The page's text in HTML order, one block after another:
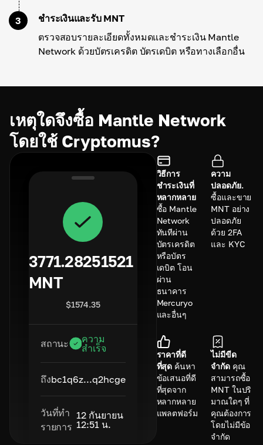
3
ชำระเงินและรับ MNT
ตรวจสอบรายละเอียดทั้งหมดและชำระเงิน Mantle
Network ด้วยบัตรเครดิต บัตรเดบิต หรือทางเลือกอื่น
เหตุใดจึงซื้อ Mantle Network
โดยใช้ Cryptomus?
3771.28251521
MNT
$1574.35
สถานะ
ความ
สำเร็จ
ถึงbc1q6z...q2hcge
วันที่ทำ
รายการ
12 กันยายน
12:51 น.
วิธีการ
ชำระเงินที่
หลากหลาย
ซื้อ Mantle
Network
ทันทีผ่าน
บัตรเครดิต
หรือบัตร
เดบิต โอน
ผ่าน
ธนาคาร
Mercuryo
และอื่นๆ
ความ
ปลอดภัย.
ซื้อและขาย
MNT อย่าง
ปลอดภัย
ด้วย 2FA
และ KYC
ราคาที่ดี
ที่สุด ค้นหา
ข้อเสนอที่ดี
ที่สุดจาก
หลากหลาย
แพลตฟอร์ม
ไม่มีขีด
จำกัด คุณ
สามารถซื้อ
MNT ในปริ
มาณใดๆ ที่
คุณต้องการ
โดยไม่มีข้อ
จำกัด